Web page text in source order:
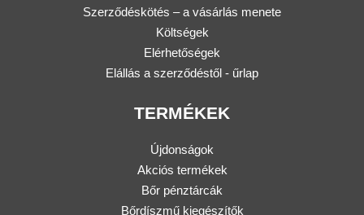
Szerződéskötés – a vásárlás menete
Költségek
Elérhetőségek
Elállás a szerződéstől - űrlap
TERMÉKEK
Újdonságok
Akciós termékek
Bőr pénztárcák
Bőrdíszmű kiegészítők